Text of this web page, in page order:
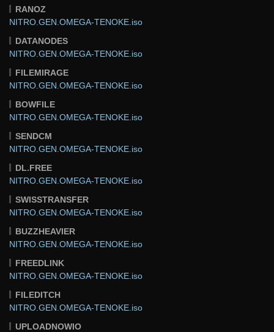
RANOZ
NITRO.GEN.OMEGA-TENOKE.iso
DATANODES
NITRO.GEN.OMEGA-TENOKE.iso
FILEMIRAGE
NITRO.GEN.OMEGA-TENOKE.iso
BOWFILE
NITRO.GEN.OMEGA-TENOKE.iso
SENDCM
NITRO.GEN.OMEGA-TENOKE.iso
DL.FREE
NITRO.GEN.OMEGA-TENOKE.iso
SWISSTRANSFER
NITRO.GEN.OMEGA-TENOKE.iso
BUZZHEAVIER
NITRO.GEN.OMEGA-TENOKE.iso
FREEDLINK
NITRO.GEN.OMEGA-TENOKE.iso
FILEDITCH
NITRO.GEN.OMEGA-TENOKE.iso
UPLOADNOWIO